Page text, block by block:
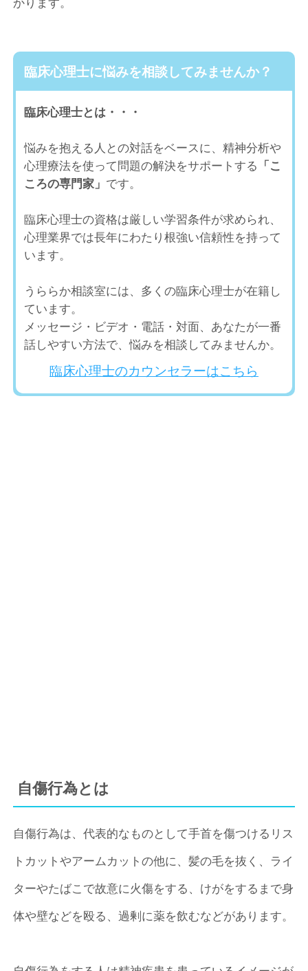
かります。
臨床心理士に悩みを相談してみませんか？
臨床心理士とは・・・
悩みを抱える人との対話をベースに、精神分析や
心理療法を使って問題の解決をサポートする 「こ
ころの専門家」 です。
臨床心理士の資格は厳しい学習条件が求められ、
心理業界では長年にわたり根強い信頼性を持って
います。
うららか相談室には、多くの臨床心理士が在籍し
ています。
メッセージ・ビデオ・電話・対面、あなたが一番
話しやすい方法で、悩みを相談してみませんか。
臨床心理士のカウンセラーはこちら
自傷行為とは
自傷行為は、代表的なものとして手首を傷つけるリス
トカットやアームカットの他に、髪の毛を抜く、ライ
ターやたばこで故意に火傷をする、けがをするまで身
体や壁などを殴る、過剰に薬を飲むなどがあります。